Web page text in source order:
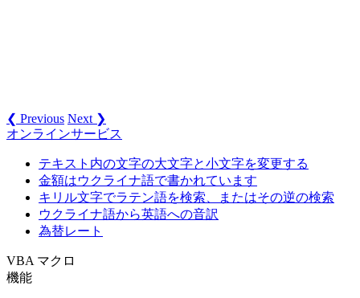
❮ Previous Next ❯
オンラインサービス
テキスト内の文字の大文字と小文字を変更する
金額はウクライナ語で書かれています
キリル文字でラテン語を検索、またはその逆の検索
ウクライナ語から英語への音訳
為替レート
VBA マクロ
機能